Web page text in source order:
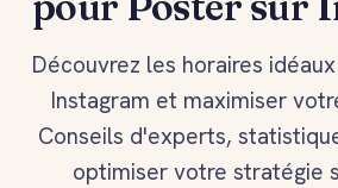
Découvrez les horaires
Instagram et maximiser
Conseils d'experts,
optimiser votre stratégie